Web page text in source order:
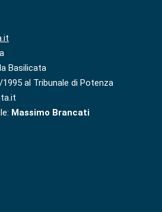
Basilicata
al Tribunale di Potenza
Massimo Brancati